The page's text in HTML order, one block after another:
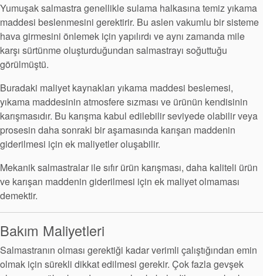
Yumuşak salmastra genellikle sulama halkasına temiz yıkama
maddesi beslenmesini gerektirir. Bu aslen vakumlu bir sisteme
hava girmesini önlemek için yapılırdı ve aynı zamanda mile
karşı sürtünme oluşturduğundan salmastrayı soğuttuğu
görülmüştü.
Buradaki maliyet kaynakları yıkama maddesi beslemesi,
yıkama maddesinin atmosfere sızması ve ürünün kendisinin
karışmasıdır. Bu karışma kabul edilebilir seviyede olabilir veya
prosesin daha sonraki bir aşamasında karışan maddenin
giderilmesi için ek maliyetler oluşabilir.
Mekanik salmastralar ile sıfır ürün karışması, daha kaliteli ürün
ve karışan maddenin giderilmesi için ek maliyet olmaması
demektir.
Bakım Maliyetleri
Salmastranın olması gerektiği kadar verimli çalıştığından emin
olmak için sürekli dikkat edilmesi gerekir. Çok fazla gevşek